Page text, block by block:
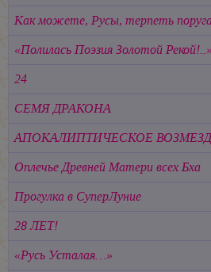
Как можете, Русы, терпеть
«Полилась Поэзия Золотой Рекой!..»
24
СЕМЯ ДРАКОНА
АПОКАЛИПТИЧЕСКОЕ
Оплечье Древней Матери всех Бха
Прогулка в СуперЛуние
28 ЛЕТ!
«Русь Усталая…»